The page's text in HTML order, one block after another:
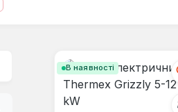
В наявності